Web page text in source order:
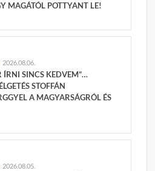
MAGÁTÓL POTTYANT LE!
2026.08.06.
ÍRNI SINCS KEDVEM”…
STOFFÁN
A MAGYARSÁGRÓL ÉS
2026.08.05.